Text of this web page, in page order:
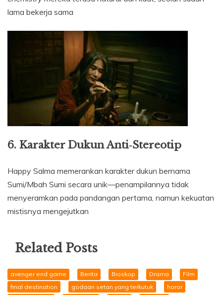
lama bekerja sama
6. Karakter Dukun Anti‑Stereotip
Happy Salma memerankan karakter dukun bernama
Sumi/Mbah Sumi secara unik—penampilannya tidak
menyeramkan pada pandangan pertama, namun kekuatan
mistisnya mengejutkan
Related Posts
avenger end game Berita Bioskop Drama
Film
final destination
godaan setan yang terkutuk
horor